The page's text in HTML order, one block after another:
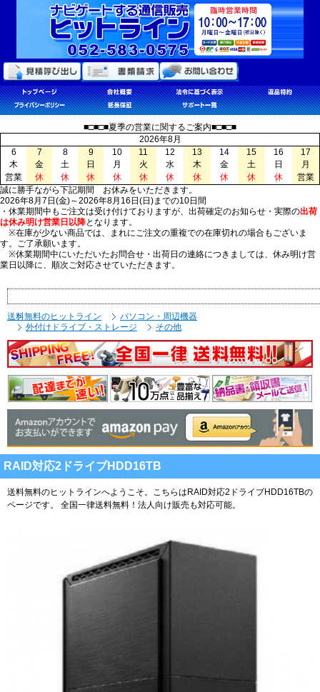
■□■□■夏季の営業に関するご案内■□■□■
2026年8月
6
7 8 9 10 11 12 13 14 15 16
17
木
金 土 日 月 火 水 木 金 土 日
月
営業
休 休 休 休 休 休 休 休 休 休
営業
誠に勝手ながら下記期間 お休みをいただきます。
2026年8月7日(金)～2026年8月16日(日)までの10日間
・休業期間中もご注文は受け付けておりますが、出荷確定のお知らせ・実際の出荷
は休み明け営業日以降となります。
※在庫が少ない商品では、まれにご注文の重複での在庫切れの場合もございま
す。ご了承願います。
※休業期間中にいただいたお問合せ・出荷日の連絡につきましては、休み明け営
業日以降に、順次ご対応させていただきます。
送料無料のヒットライン
パソコン・周辺機器
外付けドライブ・ストレージ
その他
RAID対応2ドライブHDD16TB
送料無料のヒットラインへようこそ。こちらはRAID対応2ドライブHDD16TBの
ページです。
全国一律送料無料！法人向け販売も対応可能。